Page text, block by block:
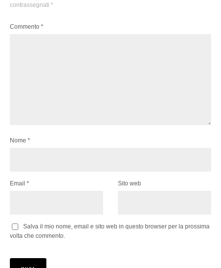
contrassegnati *
Commento *
Nome *
Email * Sito web
Salva il mio nome, email e sito web in questo browser per la prossima
volta che commento.